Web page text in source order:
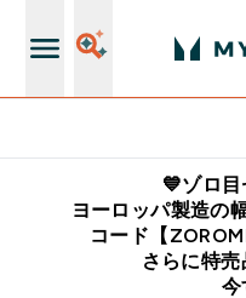
💙ゾロ
ヨーロッパ製造の
コード【
さらに特
今